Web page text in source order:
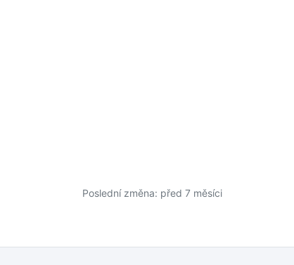
Poslední změna: před 7 měsíci